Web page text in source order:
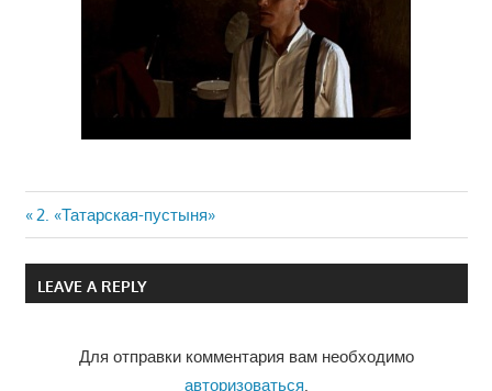
Навигация
по
Previous
Post:
2. «Татарская-пустыня»
LEAVE A REPLY
Для отправки комментария вам необходимо
авторизоваться